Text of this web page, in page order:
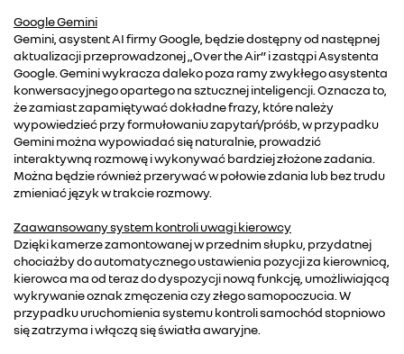
Google Gemini
Gemini, asystent AI firmy Google, będzie dostępny od następnej
aktualizacji przeprowadzonej „Over the Air” i zastąpi Asystenta
Google. Gemini wykracza daleko poza ramy zwykłego asystenta
konwersacyjnego opartego na sztucznej inteligencji. Oznacza to,
że zamiast zapamiętywać dokładne frazy, które należy
wypowiedzieć przy formułowaniu zapytań/próśb, w przypadku
Gemini można wypowiadać się naturalnie, prowadzić
interaktywną rozmowę i wykonywać bardziej złożone zadania.
Można będzie również przerywać w połowie zdania lub bez trudu
zmieniać język w trakcie rozmowy.
Zaawansowany system kontroli uwagi kierowcy
Dzięki kamerze zamontowanej w przednim słupku, przydatnej
chociażby do automatycznego ustawienia pozycji za kierownicą,
kierowca ma od teraz do dyspozycji nową funkcję, umożliwiającą
wykrywanie oznak zmęczenia czy złego samopoczucia. W
przypadku uruchomienia systemu kontroli samochód stopniowo
się zatrzyma i włączą się światła awaryjne.